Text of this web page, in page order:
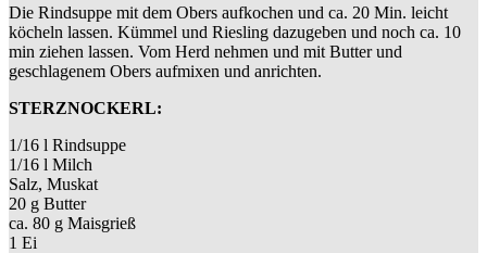
Die Rindsuppe mit dem Obers aufkochen und ca. 20 Min. leicht
köcheln lassen. Kümmel und Riesling dazugeben und noch ca. 10
min ziehen lassen. Vom Herd nehmen und mit Butter und
geschlagenem Obers aufmixen und anrichten.
STERZNOCKERL:
1/16 l Rindsuppe
1/16 l Milch
Salz, Muskat
20 g Butter
ca. 80 g Maisgrieß
1 Ei